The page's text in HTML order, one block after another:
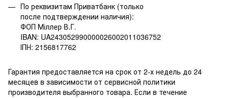
По реквизитам Приватбанк (только
после подтверждении наличия):
ФОП Міллер В.Г.
IBAN: UA243052990000026002011036752
ІПН: 2156817762
Гарантия предоставляется на срок от 2-х недель до 24
месяцев в зависимости от сервисной политики
производителя выбранного товара. Если в течение